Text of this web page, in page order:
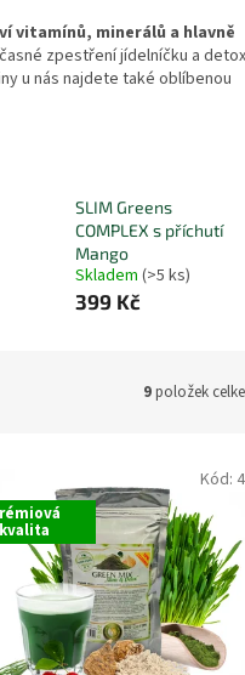
vitamínů, minerálů a hlavně
zpestření jídelníčku a
u nás najdete také oblíbenou
SLIM Greens
COMPLEX s příchutí
Mango
Skladem (>5 ks)
399 Kč
9položek
kvalita
Kód: